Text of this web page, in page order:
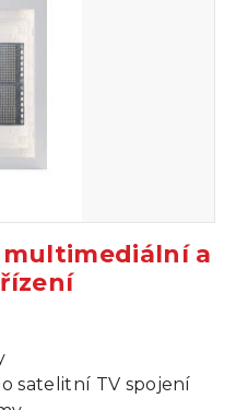
multimediální a
satelitní TV spojení